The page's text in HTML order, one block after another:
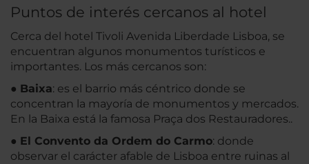
Puntos de interés cercanos al hotel
Cerca del hotel Tivoli Avenida Liberdade Lisboa, se
encuentran algunos monumentos turísticos e
importantes. Los más cercanos son:
● Baixa: es el barrio más céntrico donde se
concentran la mayoría de monumentos y mercados.
En la Baixa está la famosa Praça dos Restauradores..
● El Convento da Ordem do Carmo: donde
observar el carácter afable de Lisboa entre ruinas al